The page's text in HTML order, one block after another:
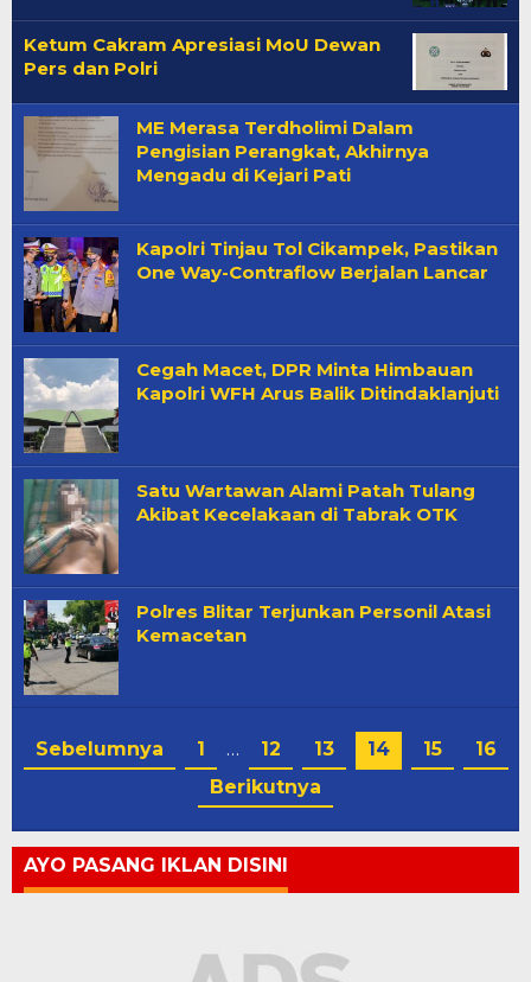
Ketum Cakram Apresiasi MoU Dewan
Pers dan Polri
ME Merasa Terdholimi Dalam
Pengisian Perangkat, Akhirnya
Mengadu di Kejari Pati
Kapolri Tinjau Tol Cikampek, Pastikan
One Way-Contraflow Berjalan Lancar
Cegah Macet, DPR Minta Himbauan
Kapolri WFH Arus Balik Ditindaklanjuti
Satu Wartawan Alami Patah Tulang
Akibat Kecelakaan di Tabrak OTK
Polres Blitar Terjunkan Personil Atasi
Kemacetan
Sebelumnya 1 … 12 13 14 15
16
Berikutnya
AYO PASANG IKLAN DISINI